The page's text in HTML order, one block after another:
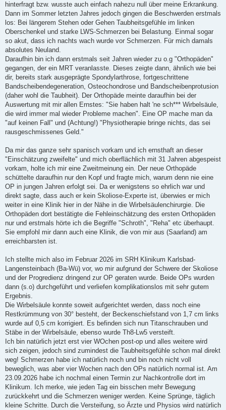
hinterfragt bzw. wusste auch einfach nahezu null über meine Erkrankung.
Dann im Sommer letzten Jahres jedoch gingen die Beschwerden erstmals
los: Bei längerem Stehen oder Gehen Taubheitsgefühle im linken
Oberschenkel und starke LWS-Schmerzen bei Belastung. Einmal sogar
so akut, dass ich nachts wach wurde vor Schmerzen. Für mich damals
absolutes Neuland.
Daraufhin bin ich dann erstmals seit Jahren wieder zu o.g "Orthopäden"
gegangen, der ein MRT veranlasste. Dieses zeigte dann, ähnlich wie bei
dir, bereits stark ausgeprägte Spondylarthrose, fortgeschrittene
Bandscheibendegeneration, Osteochondrose und Bandscheibenprotusion
(daher wohl die Taubheit). Der Orthopäde meinte daraufhin bei der
Auswertung mit mir allen Ernstes: "Sie haben halt 'ne sch*** Wirbelsäule,
die wird immer mal wieder Probleme machen". Eine OP mache man da
"auf keinen Fall" und (Achtung!) "Physiotherapie bringe nichts, das sei
rausgeschmissenes Geld."
Da mir das ganze sehr spanisch vorkam und ich ernsthaft an dieser
"Einschätzung zweifelte" und mich oberflächlich mit 31 Jahren abgespeist
vorkam, holte ich mir eine Zweitmeinung ein. Der neue Orthopäde
schüttelte daraufhin nur den Kopf und fragte mich, warum denn nie eine
OP in jungen Jahren erfolgt sei. Da er wenigstens so ehrlich war und
direkt sagte, dass auch er kein Skoliose-Experte ist, überwies er mich
weiter in eine Klinik hier in der Nähe in die Wirbelsäulenchirurgie. Die
Orthopäden dort bestätigte die Fehleinschätzung des ersten Orthopäden
nur und erstmals hörte ich die Begriffe "Schroth", "Reha" etc überhaupt.
Sie empfohl mir dann auch eine Klinik, die von mir aus (Saarland) am
erreichbarsten ist.
Ich stellte mich also im Februar 2026 im SRH Klinikum Karlsbad-
Langensteinbach (Ba-Wü) vor, wo mir aufgrund der Schwere der Skoliose
und der Progredienz dringend zur OP geraten wurde. Beide OPs wurden
dann (s.o) durchgeführt und verliefen komplikationslos mit sehr gutem
Ergebnis.
Die Wirbelsäule konnte soweit aufgerichtet werden, dass noch eine
Restkrümmung von 30° besteht, der Beckenschiefstand von 1,7 cm links
wurde auf 0,5 cm korrigiert. Es befinden sich nun Titanschrauben und
Stäbe in der Wirbelsäule, ebenso wurde Th8-Lw5 versteift.
Ich bin natürlich jetzt erst vier WOchen post-op und alles weitere wird
sich zeigen, jedoch sind zumindest die Taubheitsgefühle schon mal direkt
weg! Schmerzen habe ich natürlich noch und bin noch nicht voll
beweglich, was aber vier Wochen nach den OPs natürlich normal ist. Am
23.09.2026 habe ich nochmal einen Termin zur Nachkontrolle dort im
Klinikum. Ich merke, wie jeden Tag ein bisschen mehr Bewegung
zurückkehrt und die Schmerzen weniger werden. Keine Sprünge, täglich
kleine Schritte. Durch die Versteifung, so Ärzte und Physios wird natürlich